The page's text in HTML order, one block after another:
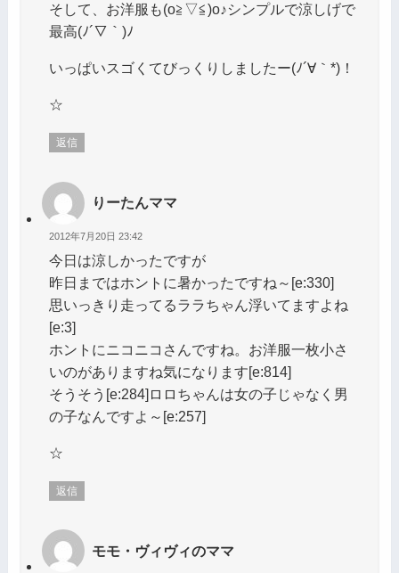
そして、お洋服も(o≧▽≦)o♪シンプルで涼しげで
最高(ﾉ´▽｀)ﾉ
いっぱいスゴくてびっくりしましたー(ﾉ´∀｀*)！
☆
返信
りーたんママ
2012年7月20日 23:42
今日は涼しかったですが
昨日まではホントに暑かったですね～[e:330]
思いっきり走ってるララちゃん浮いてますよね
[e:3]
ホントにニコニコさんですね。お洋服一枚小さ
いのがありますね気になります[e:814]
そうそう[e:284]ロロちゃんは女の子じゃなく男
の子なんですよ～[e:257]
☆
返信
モモ・ヴィヴィのママ